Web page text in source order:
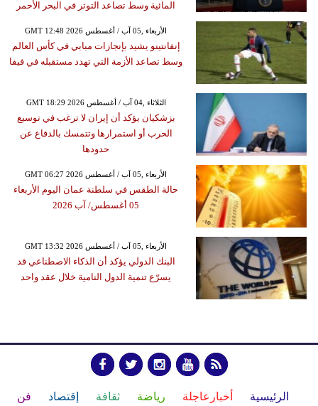
المائية وسط تصاعد التوتر في البحر الأحمر
GMT 12:48 2026 الأربعاء ,05 آب / أغسطس
إنفانتينو يشيد بإنجازات مبابي في كأس العالم
وسط تصاعد الأزمة التي تهدد مستقبله في فيفا
GMT 18:29 2026 الثلاثاء ,04 آب / أغسطس
بزشكيان يؤكد أن إيران لا ترغب في توسيع
الحرب أو استمرارها وتتمسك بالدفاع عن
حدودها
GMT 06:27 2026 الأربعاء ,05 آب / أغسطس
حالة الطقس في سلطنة عمان اليوم الأربعاء
05 أغسطس/ آب 2026
GMT 13:32 2026 الأربعاء ,05 آب / أغسطس
البنك الدولي يؤكد أن الذكاء الاصطناعي قد
يسرّع تنمية الدول النامية خلال عقد واحد
الرئيسية أخبارعاجلة رياضة ثقافة إقتصاد فن